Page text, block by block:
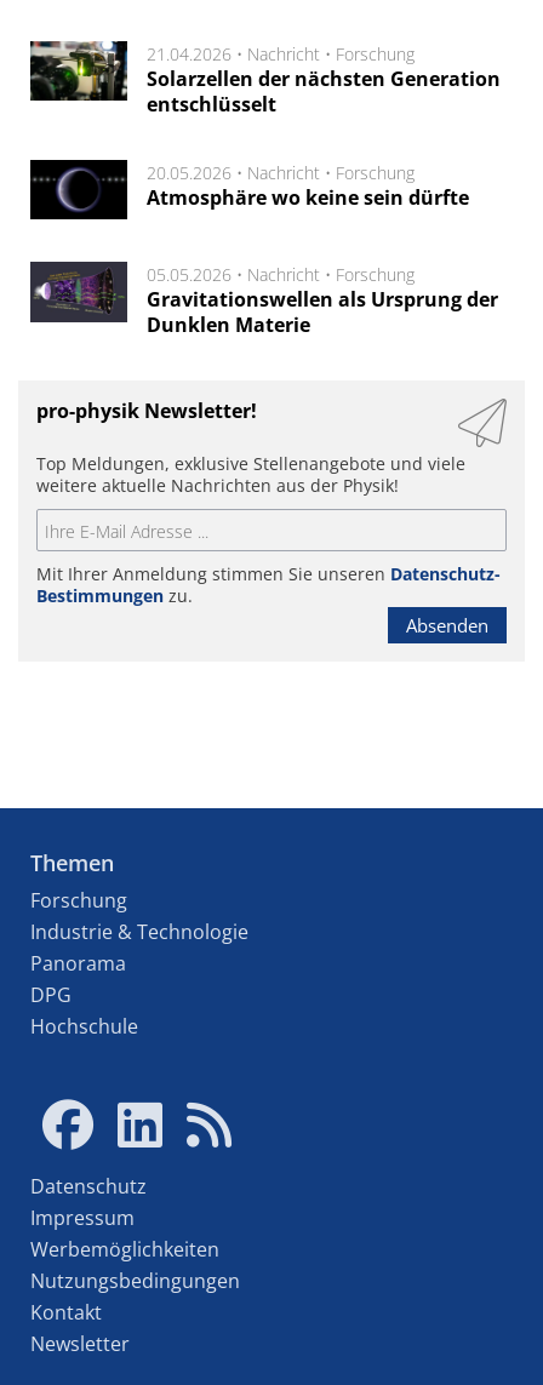
21.04.2026 • Nachricht • Forschung
Solarzellen der nächsten Generation
entschlüsselt
20.05.2026 • Nachricht • Forschung
Atmosphäre wo keine sein dürfte
05.05.2026 • Nachricht • Forschung
Gravitationswellen als Ursprung der
Dunklen Materie
pro-physik Newsletter!
Top Meldungen, exklusive Stellenangebote und viele
weitere aktuelle Nachrichten aus der Physik!
Mit Ihrer Anmeldung stimmen Sie unseren Datenschutz-
Bestimmungen zu.
Absenden
Themen
Forschung
Industrie & Technologie
Panorama
DPG
Hochschule
Datenschutz
Impressum
Werbemöglichkeiten
Nutzungsbedingungen
Kontakt
Newsletter